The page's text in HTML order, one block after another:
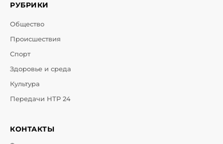
РУБРИКИ
Общество
Происшествия
Спорт
Здоровье и среда
Культура
Передачи НТР 24
КОНТАКТЫ